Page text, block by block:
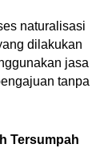
naturalisasi
dilakukan
jasa
tanpa
Tersumpah